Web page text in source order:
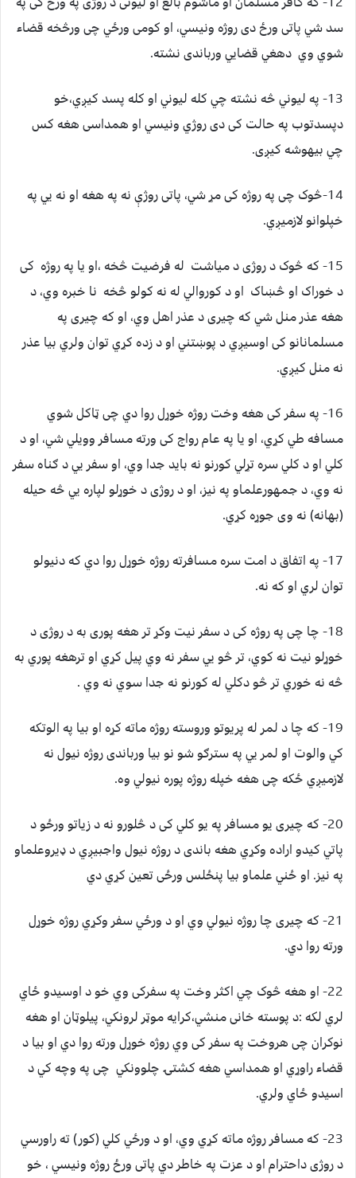
سد شي پاتی ورځ دی روژه ونيسي، او کومی ورځي چی ورڅخه قضاء
شوي وي دهغي قضايي ورباندی نشته.
13- په ليوني څه نشته چي کله ليوني او کله پسد کيږي،خو
دپسدتوب په حالت کی دی روژي ونيسي او همداسی هغه کس
چي بيهوشه کيږی.
14-څوک چی په روژه کی مړ شي، پاتی روژې نه په هغه او نه يي په
خپلوانو لازميږي.
15- که څوک د روژی د مياشت له فرضيت څخه ،او يا په روژه کی
د خوراک او څښاک او د کوروالي له نه کولو څخه نا خبره وي، د
هغه عذر منل شي که چيری د عذر اهل وي، او که چيری په
مسلمانانو کی اوسيږي د پوښتني او د زده کړي توان ولري بيا عذر
نه منل کيږي.
16- په سفر کی هغه وخت روژه خوړل روا دي چی ټاکل شوي
مسافه طي کړي، او يا په عام رواج کی ورته مسافر وويلي شي، او د
کلي او د کلي سره تړلي کورنو نه بايد جدا وي، او سفر يي د ګناه سفر
نه وي، د جمهورعلماو په نيز، او د روژی د خوړلو لپاره يي څه حيله
(بهانه) نه وی جوړه کړي.
17- په اتفاق د امت سره مسافرته روژه خوړل روا دي که دنيولو
توان لري او که نه.
18- چا چی په روژه کی د سفر نيت وکړ تر هغه پوری به د روژی د
خوړلو نيت نه کوي، تر څو يي سفر نه وي پيل کړي او ترهغه پوري به
څه نه خوري تر څو دکلي له کورنو نه جدا سوي نه وي .
19- که چا د لمر له پريوتو وروسته روژه ماته کړه او بيا په الوتکه
کي والوت او لمر يي په سترګو شو نو بيا ورباندی روژه نيول نه
لازميږي ځکه چی هغه خپله روژه پوره نيولي وه.
20- که چيری يو مسافر په يو کلي کی د څلورو نه د زياتو ورځو د
پاتي کيدو اراده وکړي هغه باندی د روژه نيول واجبيږي د ډيروعلماو
په نيز. او ځني علماو بيا پنځلس ورځی تعين کړي دي
21- که چيری چا روژه نيولي وي او د ورځي سفر وکړي روژه خوړل
ورته روا دي.
22- او هغه څوک چي اکثر وخت په سفرکی وي خو د اوسيدو ځاي
لري لکه :د پوسته خانی منشي،کرايه موټر لرونکي، پيلوټان او هغه
نوکران چی هروخت په سفر کی وي روژه خوړل ورته روا دي او بيا د
قضاء راوړي او همداسي هغه کشتۍ چلوونکي چی په وچه کي د
اسيدو ځاي ولري.
23- که مسافر روژه ماته کړي وي، او د ورځي کلي (کور) ته راورسي
د روژی داحترام او د عزت په خاطر دي پاتی ورځ روژه ونيسي ، خو